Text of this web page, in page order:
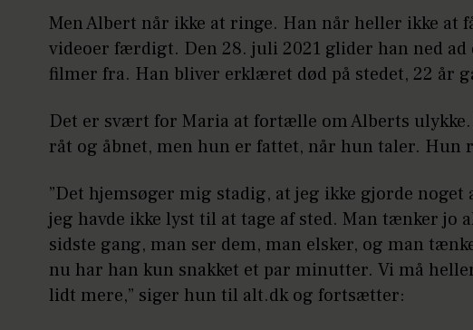
Men Albert når ikke at ringe. Han når heller ikke at
videoer færdigt. Den 28. juli 2021 glider han ned
filmer fra. Han bliver erklæret død på stedet, 22 år
Det er svært for Maria at fortælle om Alberts
råt og åbnet, men hun er fattet, når hun taler. Hun
”Det hjemsøger mig stadig, at jeg ikke gjorde noget
jeg havde ikke lyst til at tage af sted. Man tænker jo
sidste gang, man ser dem, man elsker, og man
nu har han kun snakket et par minutter. Vi må
lidt mere,” siger hun til alt.dk og fortsætter: